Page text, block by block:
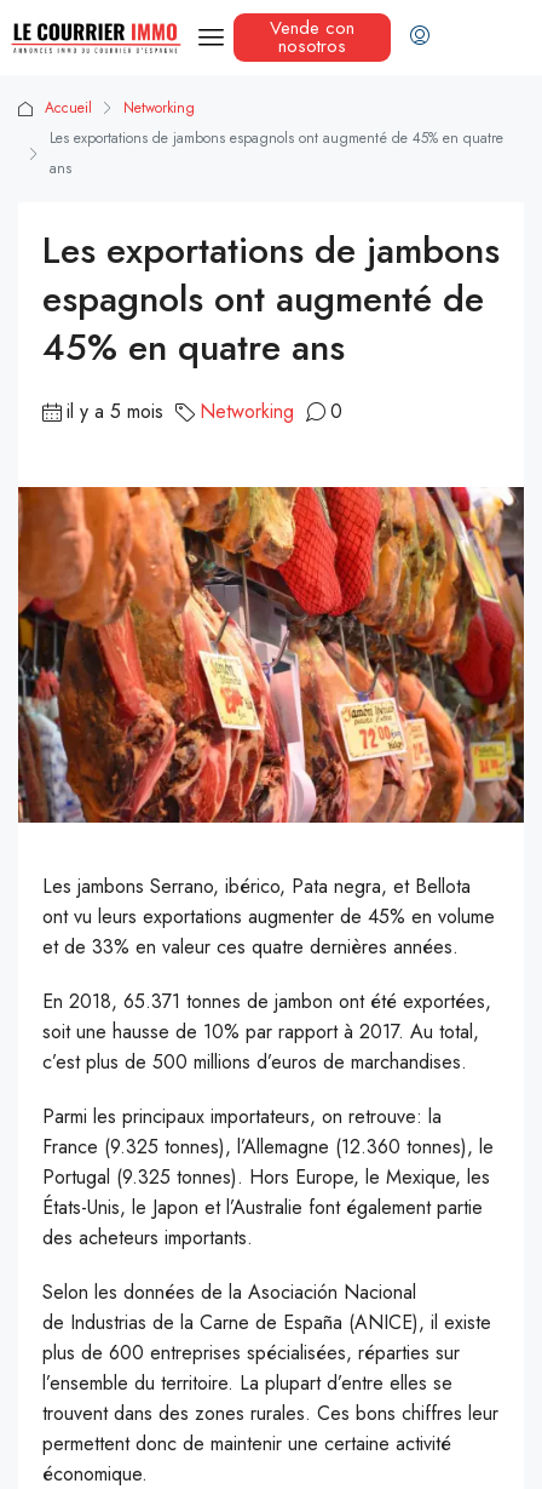
Vende con
nosotros
Accueil
Networking
Les exportations de jambons espagnols ont augmenté de 45% en quatre
ans
Les exportations de jambons
espagnols ont augmenté de
45% en quatre ans
il y a 5 mois Networking 0
Les jambons Serrano, ibérico, Pata negra, et Bellota
ont vu leurs exportations augmenter de 45% en volume
et de 33% en valeur ces quatre dernières années.
En 2018, 65.371 tonnes de jambon ont été exportées,
soit une hausse de 10% par rapport à 2017. Au total,
c’est plus de 500 millions d’euros de marchandises.
Parmi les principaux importateurs, on retrouve: la
France (9.325 tonnes), l’Allemagne (12.360 tonnes), le
Portugal (9.325 tonnes). Hors Europe, le Mexique, les
États-Unis, le Japon et l’Australie font également partie
des acheteurs importants.
Selon les données de la Asociación Nacional
de Industrias de la Carne de España (ANICE), il existe
plus de 600 entreprises spécialisées, réparties sur
l’ensemble du territoire. La plupart d’entre elles se
trouvent dans des zones rurales. Ces bons chiffres leur
permettent donc de maintenir une certaine activité
économique.